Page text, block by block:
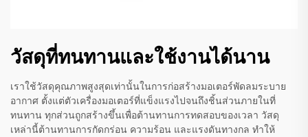
วัสดุที่ทนทานและใช้งานได้นาน
เราใช้วัสดุคุณภาพสูงสุดเท่านั้นในการก่อสร้างมอเตอร์พัดลมระบาย
อากาศ ตั้งแต่ตัวเครื่องมอเตอร์ที่แข็งแรงไปจนถึงชิ้นส่วนภายในที่
ทนทาน ทุกส่วนถูกสร้างขึ้นเพื่อต้านทานการทดสอบของเวลา วัสดุ
เหล่านี้ต้านทานการกัดกร่อน ความร้อน และแรงดันทางกล ทำให้